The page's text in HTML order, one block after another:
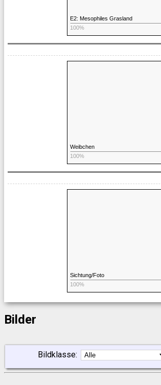
E2: Mesophiles Grasland
100%
Weibchen
100%
Sichtung/Foto
100%
Bilder
Bildklasse: